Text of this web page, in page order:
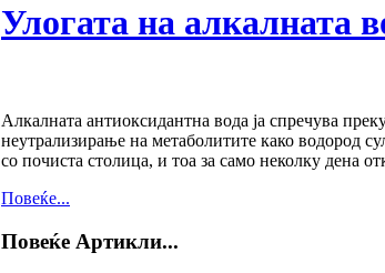
Улогата на алкалната
Алкалната антиоксидантна вода ја спречува
неутрализирање на метаболитите како водород
со почиста столица, и тоа за само неколку дена
Повеќе...
Повеќе Артикли...